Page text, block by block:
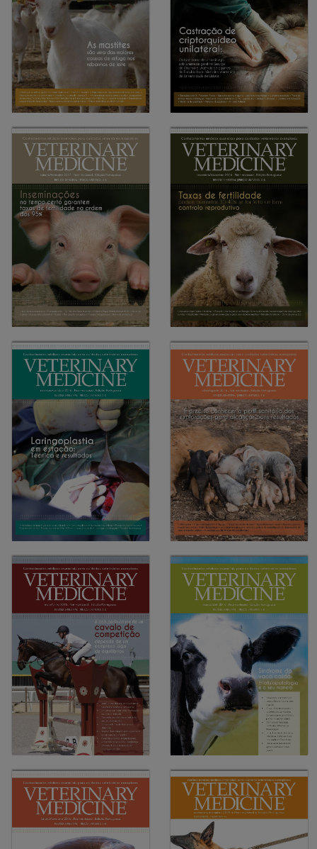
05-2017
As mastites são uma das
maiores causas de refugo
nos rebanhos de leite
03-2017
Castração de criptorquídeo
unilateral
02-2017
Inseminações no tempo
certo garantem taxas de
fertilidade na ordem dos 95%
12-2016
Taxas de fertilidade podem
aumentar 30-40% se for feito
um bom controlo
reprodutivo
10-2016
Laringoplastia em estação:
Técnica e resultados
08-2016
É preciso conhecer o perfil
sanitário das explorações
para alcançar bons
resultados